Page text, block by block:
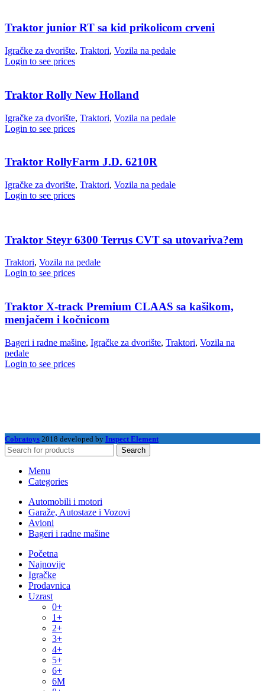
Traktor junior RT sa kid prikolicom crveni
Igračke za dvorište, Traktori, Vozila na pedale
Login to see prices
Traktor Rolly New Holland
Igračke za dvorište, Traktori, Vozila na pedale
Login to see prices
Traktor RollyFarm J.D. 6210R
Igračke za dvorište, Traktori, Vozila na pedale
Login to see prices
Traktor Steyr 6300 Terrus CVT sa utovariva?em
Traktori, Vozila na pedale
Login to see prices
Traktor X-track Premium CLAAS sa kašikom,
menjačem i kočnicom
Bageri i radne mašine, Igračke za dvorište, Traktori, Vozila na
pedale
Login to see prices
Cobratoys 2018 developed by Inspect Element
Search
Menu
Categories
Automobili i motori
Garaže, Autostaze i Vozovi
Avioni
Bageri i radne mašine
Početna
Najnovije
Igračke
Prodavnica
Uzrast
0+
1+
2+
3+
4+
5+
6+
6M